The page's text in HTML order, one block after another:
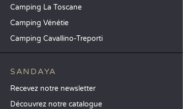
Camping La Toscane
Camping Vénétie
Camping Cavallino-Treporti
SANDAYA
Recevez notre newsletter
Découvrez notre catalogue